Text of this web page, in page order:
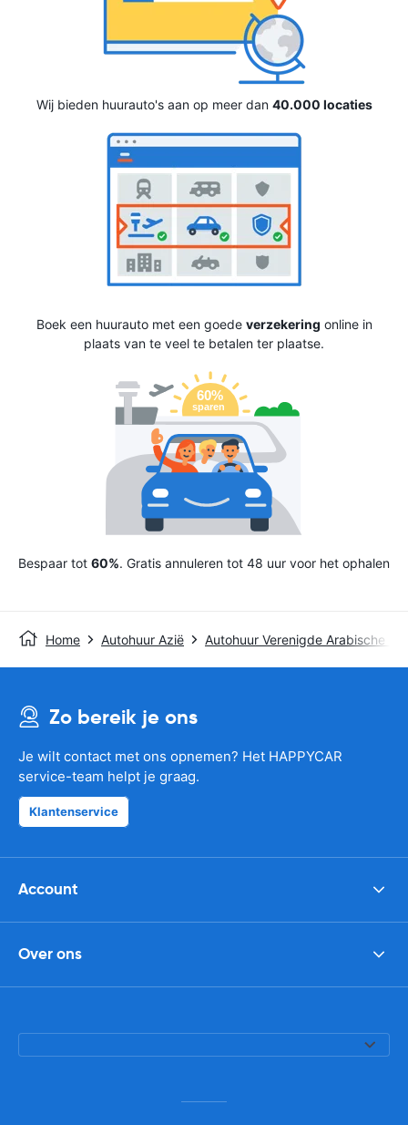
Wij bieden huurauto's aan op meer dan 40.000 locaties
Boek een huurauto met een goede verzekering online in
plaats van te veel te betalen ter plaatse.
Bespaar tot 60%. Gratis annuleren tot 48 uur voor het ophalen
Home Autohuur Azië Autohuur Verenigde Arabische
Zo bereik je ons
Je wilt contact met ons opnemen? Het HAPPYCAR
service-team helpt je graag.
Klantenservice
Account
Over ons